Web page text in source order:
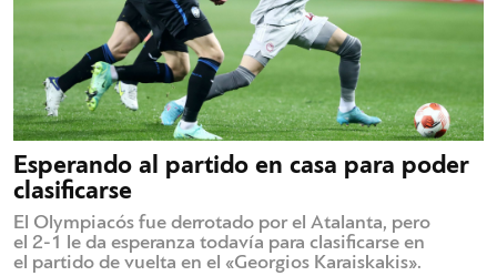
Esperando al partido en casa para poder
clasificarse
El Olympiacós fue derrotado por el Atalanta, pero
el 2-1 le da esperanza todavía para clasificarse en
el partido de vuelta en el «Georgios Karaiskakis».